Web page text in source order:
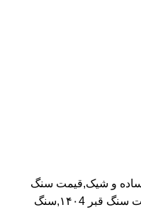
ساده و شیک,قیمت سنگ
قبر دیجی کالا,قیمت سنگ قبر,قیمت سنگ قبر ۱۴۰4,سنگ